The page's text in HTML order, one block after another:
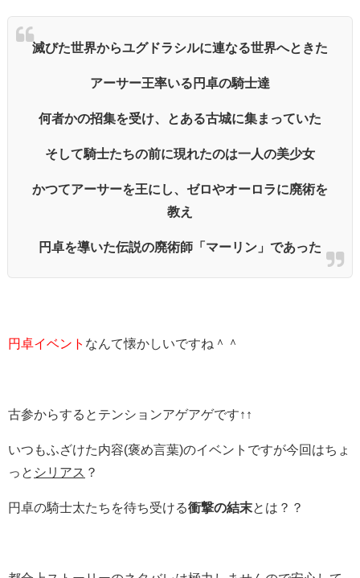
滅びた世界からユグドラシルに連なる世界へときた
アーサー王率いる円卓の騎士達
何者かの招集を受け、とある古城に集まっていた
そして騎士たちの前に現れたのは一人の美少女
かつてアーサーを王にし、ゼロやオーロラに廃術を
教え
円卓を導いた伝説の廃術師「マーリン」であった
円卓イベント なんて懐かしいですね＾＾
古参からするとテンションアゲアゲです↑↑
いつもふざけた内容(褒め言葉)のイベントですが今回はちょ
っと シリアス ？
円卓の騎士太たちを待ち受ける衝撃の結末とは？？